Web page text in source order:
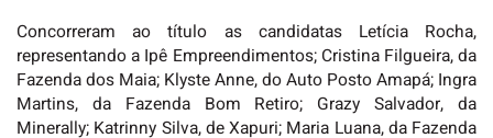
Concorreram ao título as candidatas Letícia Rocha,
representando a Ipê Empreendimentos; Cristina Filgueira, da
Fazenda dos Maia; Klyste Anne, do Auto Posto Amapá; Ingra
Martins, da Fazenda Bom Retiro; Grazy Salvador, da
Minerally; Katrinny Silva, de Xapuri; Maria Luana, da Fazenda